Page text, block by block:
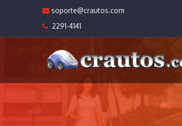
soporte@crautos.com
2291-4141